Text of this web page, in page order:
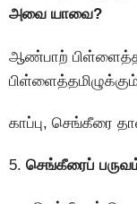
அவை யாவை?
ஆண்பாற்
காப்பு, செங்கீரை
5. செங்கீரைப்